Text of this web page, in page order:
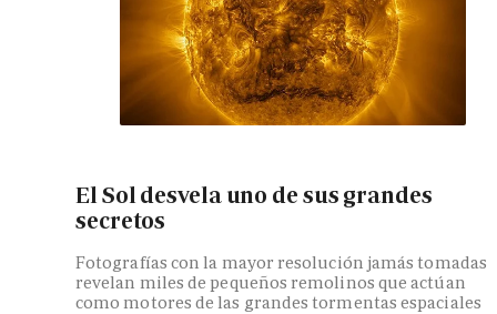
El Sol desvela uno de sus grandes
secretos
Fotografías con la mayor resolución jamás tomadas
revelan miles de pequeños remolinos que actúan
como motores de las grandes tormentas espaciales